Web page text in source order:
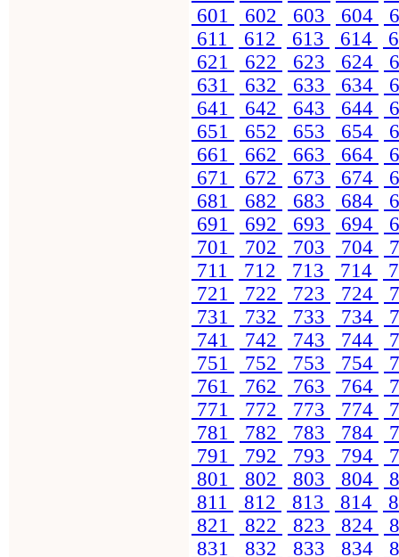
601
602 603 604
611
612 613 614
621
622 623 624
631
632 633 634
641
642 643 644
651
652 653 654
661
662 663 664
671
672 673 674
681
682 683 684
691
692 693 694
701
702 703 704
711
712 713 714
721
722 723 724
731
732 733 734
741
742 743 744
751
752 753 754
761
762 763 764
771
772 773 774
781
782 783 784
791
792 793 794
801
802 803 804
811
812 813 814
821
822 823 824
831
832 833 834